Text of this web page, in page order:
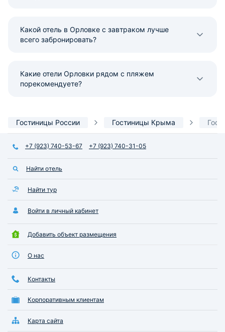
Какой отель в Орловке с завтраком лучше
всего забронировать?
Какие отели Орловки рядом с пляжем
порекомендуете?
Гостиницы России Гостиницы Крыма
+7 (923) 740-53-67 +7 (923) 740-31-05
Найти отель
Найти тур
Войти в личный кабинет
Добавить объект размещения
О нас
Контакты
Корпоративным клиентам
Карта сайта